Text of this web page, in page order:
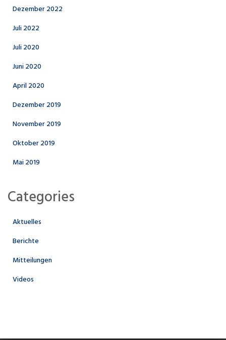
Dezember 2022
Juli 2022
Juli 2020
Juni 2020
April 2020
Dezember 2019
November 2019
Oktober 2019
Mai 2019
Categories
Aktuelles
Berichte
Mitteilungen
Videos